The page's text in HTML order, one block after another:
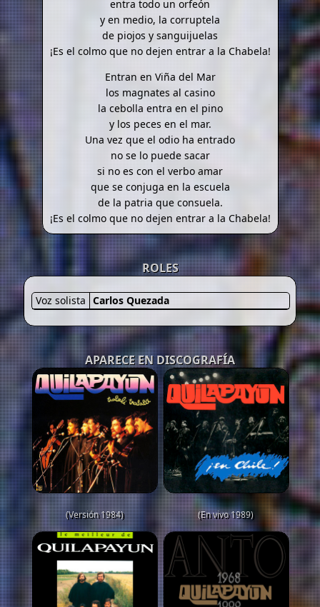
entra todo un orfeón
y en medio, la corruptela
de piojos y sanguijuelas
¡Es el colmo que no dejen entrar a la Chabela!
Entran en Viña del Mar
los magnates al casino
la cebolla entra en el pino
y los peces en el mar.
Una vez que el odio ha entrado
no se lo puede sacar
si no es con el verbo amar
que se conjuga en la escuela
de la patria que consuela.
¡Es el colmo que no dejen entrar a la Chabela!
ROLES
Voz solista Carlos Quezada
APARECE EN DISCOGRAFÍA
(Versión 1984) (En vivo 1989)